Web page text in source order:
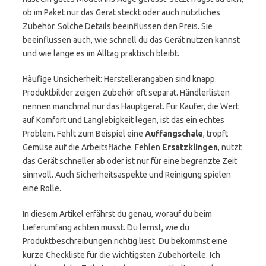
ob im Paket nur das Gerät steckt oder auch nützliches
Zubehör. Solche Details beeinflussen den Preis. Sie
beeinflussen auch, wie schnell du das Gerät nutzen kannst
und wie lange es im Alltag praktisch bleibt.
Häufige Unsicherheit: Herstellerangaben sind knapp.
Produktbilder zeigen Zubehör oft separat. Händlerlisten
nennen manchmal nur das Hauptgerät. Für Käufer, die Wert
auf Komfort und Langlebigkeit legen, ist das ein echtes
Problem. Fehlt zum Beispiel eine Auffangschale, tropft
Gemüse auf die Arbeitsfläche. Fehlen Ersatzklingen, nutzt
das Gerät schneller ab oder ist nur für eine begrenzte Zeit
sinnvoll. Auch Sicherheitsaspekte und Reinigung spielen
eine Rolle.
In diesem Artikel erfährst du genau, worauf du beim
Lieferumfang achten musst. Du lernst, wie du
Produktbeschreibungen richtig liest. Du bekommst eine
kurze Checkliste für die wichtigsten Zubehörteile. Ich